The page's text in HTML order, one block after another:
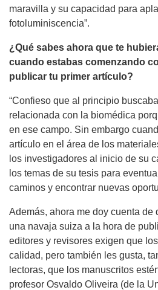
maravilla y su capacidad para
fotoluminiscencia”.
¿Qué sabes ahora que te
cuando estabas comenzando
publicar tu primer artículo?
“Confieso que al principio
relacionada con la biomédica
en ese campo. Sin embargo
artículo en el área de los
los investigadores al inicio de su
los temas de su tesis para
caminos y encontrar nuevas
Además, ahora me doy cuenta de
una navaja suiza a la hora de
editores y revisores exigen que
calidad, pero también les gusta,
lectoras, que los manuscritos
profesor Osvaldo Oliveira (de la